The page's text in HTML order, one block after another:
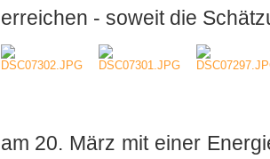
erreichen - soweit die
am 20. März mit einer